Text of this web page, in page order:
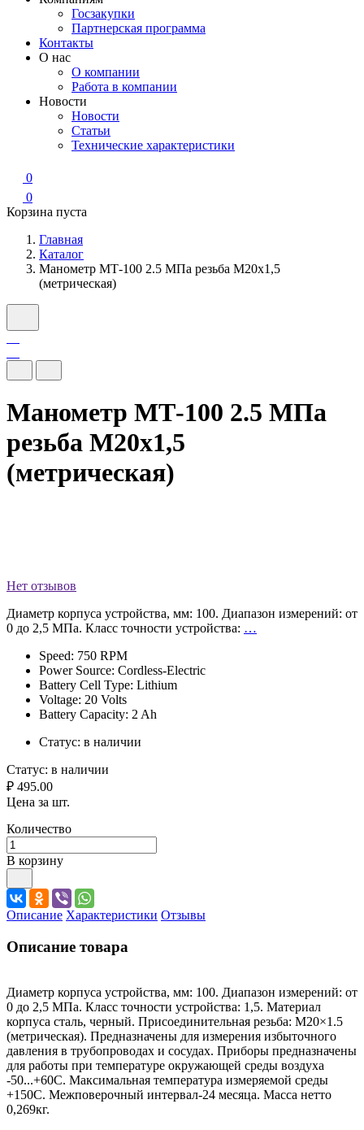
Госзакупки
Партнерская программа
Контакты
О нас
О компании
Работа в компании
Новости
Новости
Статьи
Технические характеристики
0
0
Корзина пуста
Главная
Каталог
Манометр МТ-100 2.5 МПа резьба М20х1,5
(метрическая)
Манометр МТ-100 2.5 МПа
резьба М20х1,5
(метрическая)
Нет отзывов
Диаметр корпуса устройства, мм: 100. Диапазон измерений: от
0 до 2,5 МПа. Класс точности устройства: …
Speed: 750 RPM
Power Source: Cordless-Electric
Battery Cell Type: Lithium
Voltage: 20 Volts
Battery Capacity: 2 Ah
Статус: в наличии
Статус: в наличии
₽ 495.00
Цена за шт.
Количество
В корзину
Описание Характеристики Отзывы
Описание товара
Диаметр корпуса устройства, мм: 100. Диапазон измерений: от
0 до 2,5 МПа. Класс точности устройства: 1,5. Материал
корпуса сталь, черный. Присоединительная резьба: M20×1.5
(метрическая). Предназначены для измерения избыточного
давления в трубопроводах и сосудах. Приборы предназначены
для работы при температуре окружающей среды воздуха
-50...+60С. Максимальная температура измеряемой среды
+150С. Межповерочный интервал-24 месяца. Масса нетто
0,269кг.